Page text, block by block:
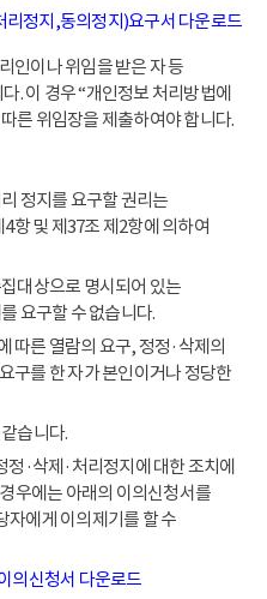
정지,동의정지)요구서 다운로드
인이나 위임을 받은 자 등
. 이 경우 “개인정보 처리방법에
른 위임장을 제출하여야 합니다.
정지를 요구할 권리는
항 및 제37조 제2항에 의하여
대상으로 명시되어 있는
요구할 수 없습니다.
따른 열람의 요구, 정정·삭제의
구를 한 자가 본인이거나 정당한
습니다.
·삭제·처리정지에 대한 조치에
우에는 아래의 이의신청서를
자에게 이의제기를 할 수
의신청서 다운로드